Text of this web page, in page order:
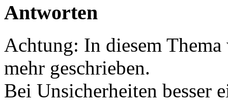
Antworten
Achtung: In diesem
mehr geschrieben.
Bei Unsicherheiten besser